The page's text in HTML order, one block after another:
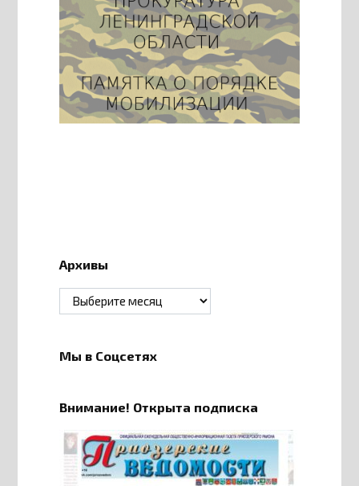
Архивы
Архивы
Мы в Соцсетях
Внимание! Открыта подписка